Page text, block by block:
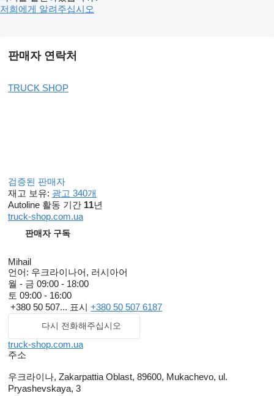
저희에게 알려주십시오
판매자 연락처
TRUCK SHOP
검증된 판매자
재고 보유: 광고 340개
Autoline 활동 기간 11년
truck-shop.com.ua
판매자 구독
Mihail
언어: 우크라이나어, 러시아어
월 - 금 09:00 - 18:00
토 09:00 - 16:00
+380 50 507... 표시 +380 50 507 6187
다시 전화해주십시오
truck-shop.com.ua
주소
우크라이나, Zakarpattia Oblast, 89600, Mukachevo, ul.
Pryashevskaya, 3